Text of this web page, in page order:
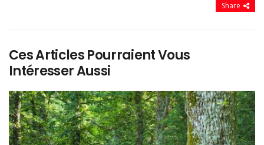
Share
Ces Articles Pourraient Vous
Intéresser Aussi